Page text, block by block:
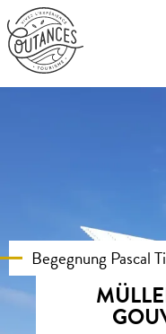
Aller
au
contenu
principal
Begegnung Pascal